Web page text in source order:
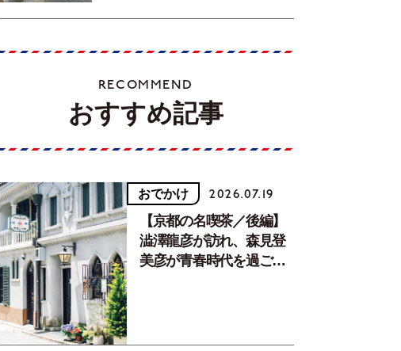
RECOMMEND
おすすめ記事
おでかけ 2026.07.19
【京都の名喫茶／後編】
澁澤龍彦が訪れ、森見登
美彦が青春時代を過ごし